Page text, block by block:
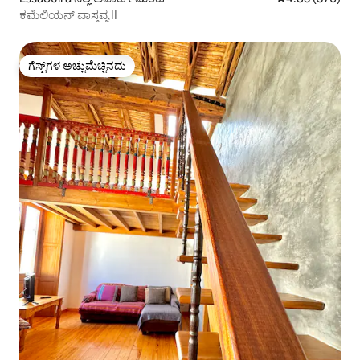
ಕಮೆಲಿಯನ್ ವಾಸ್ತವ್ಯ II
ಗೆಸ್ಟ್‌ಗಳ ಅಚ್ಚುಮೆಚ್ಚಿನದು
ಗೆಸ್ಟ್‌ಗಳ ಅಚ್ಚುಮೆಚ್ಚಿನದು